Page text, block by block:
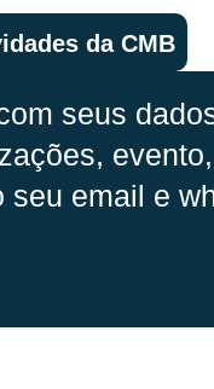
da CMB
seus
seu email e